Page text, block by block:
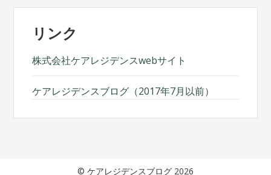
リンク
株式会社ケアレジデンスwebサイト
ケアレジデンスブログ（2017年7月以前）
© ケアレジデンスブログ 2026